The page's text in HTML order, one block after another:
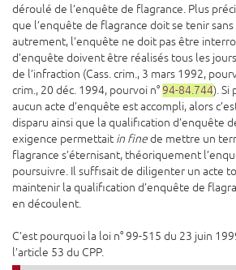
déroulé de l’enquête de flagrance. Plus
que l’enquête de flagrance doit se tenir
autrement, l’enquête ne doit pas être
d’enquête doivent être réalisés tous les
de l’infraction (Cass. crim., 3 mars 1992,
crim., 20 déc. 1994, pourvoi n° 94-84.744). Si
aucun acte d’enquête est accompli, alors
disparu ainsi que la qualification d’enquête
exigence permettait in finede mettre un
flagrance s’éternisant, théoriquement
poursuivre. Il suffisait de diligenter un acte
maintenir la qualification d’enquête de
en découlent.
C’est pourquoi la loi n° 99-515 du 23 juin
l’article 53 du CPP.